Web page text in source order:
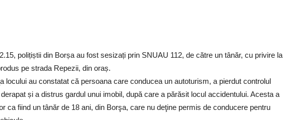
polițiștii din Borșa au fost sesizați prin SNUAU 112, de către un tânăr, cu privire la
pe strada Repezii, din oraș.
locului au constatat că persoana care conducea un autoturism, a pierdut controlul
și a distrus gardul unui imobil, după care a părăsit locul accidentului. Acesta a
ca fiind un tânăr de 18 ani, din Borşa, care nu deţine permis de conducere pentru